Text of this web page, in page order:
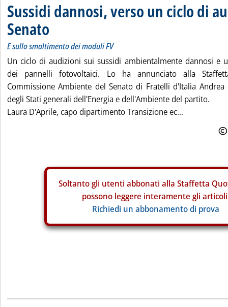
Sussidi dannosi, verso un ciclo di
Senato
E sullo smaltimento dei moduli FV
Un ciclo di audizioni sui sussidi ambientalmente dannosi e
dei pannelli fotovoltaici. Lo ha annunciato alla
Commissione Ambiente del Senato di Fratelli d'Italia
degli Stati generali dell'Energia e dell'Ambiente del partito.
Laura D'Aprile, capo dipartimento Transizione ec...
Soltanto gli utenti abbonati alla Staffetta
possono leggere interamente gli
Richiedi un abbonamento di prova